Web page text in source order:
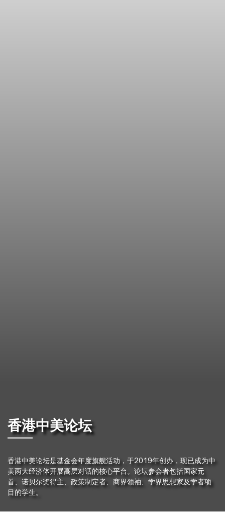
香港中美论坛
香港中美论坛是基金会年度旗舰活动，于2019年创办，现已成为中
美两大经济体开展高层对话的核心平台。论坛参会者包括国家元
首、诺贝尔奖得主、政策制定者、商界领袖、学界思想家及学者项
目的学生。